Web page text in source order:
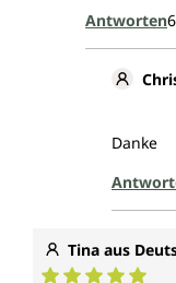
Ohne
Das
Antworten6
Danke
Tina aus